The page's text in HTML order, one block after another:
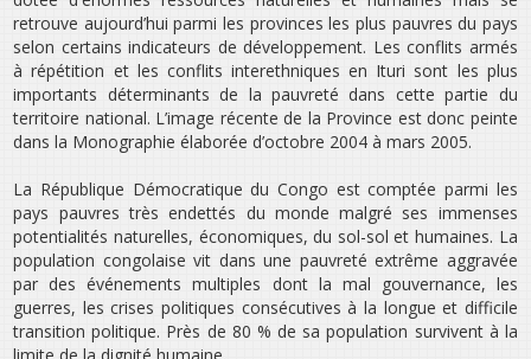
retrouve aujourd’hui parmi les provinces les plus pauvres du pays
selon certains indicateurs de développement. Les conflits armés
à répétition et les conflits interethniques en Ituri sont les plus
importants déterminants de la pauvreté dans cette partie du
territoire national. L’image récente de la Province est donc peinte
dans la Monographie élaborée d’octobre 2004 à mars 2005.
La République Démocratique du Congo est comptée parmi les
pays pauvres très endettés du monde malgré ses immenses
potentialités naturelles, économiques, du sol-sol et humaines. La
population congolaise vit dans une pauvreté extrême aggravée
par des événements multiples dont la mal gouvernance, les
guerres, les crises politiques consécutives à la longue et difficile
transition politique. Près de 80 % de sa population survivent à la